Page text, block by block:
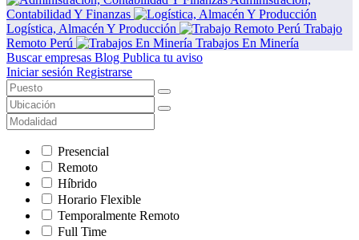
Contabilidad Y Finanzas
Logística, Almacén Y Producción
Trabajo
Remoto Perú
Trabajos En Minería
Buscar empresas Blog Publica tu aviso
Iniciar sesión Registrarse
Presencial
Remoto
Híbrido
Horario Flexible
Temporalmente Remoto
Full Time